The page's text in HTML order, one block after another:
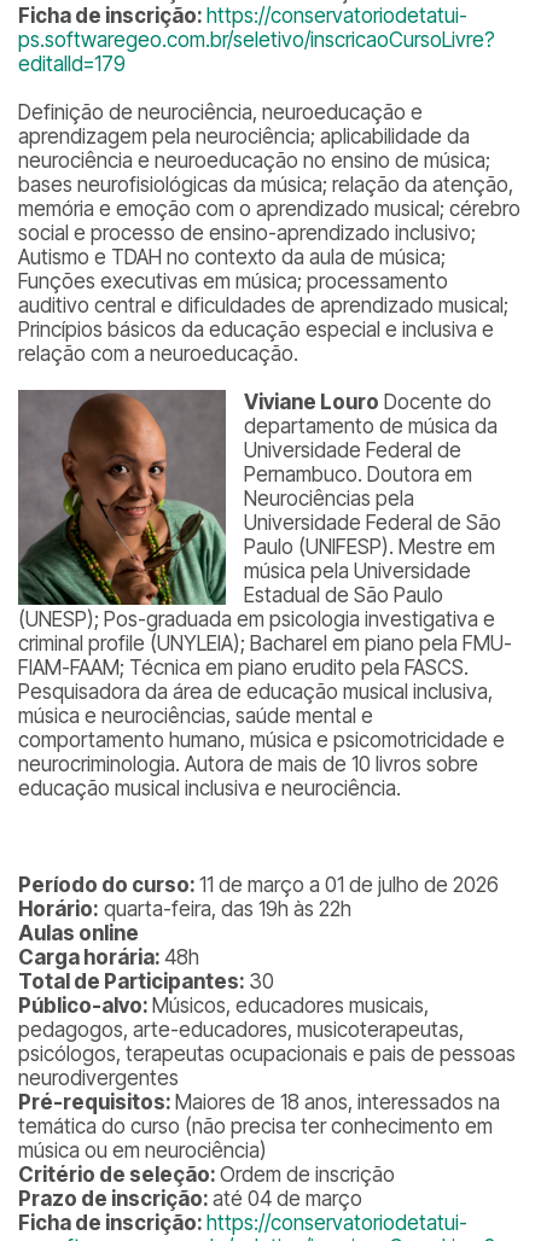
Ficha de inscrição: https://conservatoriodetatui-
ps.softwaregeo.com.br/seletivo/inscricaoCursoLivre?
editalId=179
Definição de neurociência, neuroeducação e
aprendizagem pela neurociência; aplicabilidade da
neurociência e neuroeducação no ensino de música;
bases neurofisiológicas da música; relação da atenção,
memória e emoção com o aprendizado musical; cérebro
social e processo de ensino-aprendizado inclusivo;
Autismo e TDAH no contexto da aula de música;
Funções executivas em música; processamento
auditivo central e dificuldades de aprendizado musical;
Princípios básicos da educação especial e inclusiva e
relação com a neuroeducação.
Viviane Louro Docente do
departamento de música da
Universidade Federal de
Pernambuco. Doutora em
Neurociências pela
Universidade Federal de São
Paulo (UNIFESP). Mestre em
música pela Universidade
Estadual de São Paulo
(UNESP); Pos-graduada em psicologia investigativa e
criminal profile (UNYLEIA); Bacharel em piano pela FMU-
FIAM-FAAM; Técnica em piano erudito pela FASCS.
Pesquisadora da área de educação musical inclusiva,
música e neurociências, saúde mental e
comportamento humano, música e psicomotricidade e
neurocriminologia. Autora de mais de 10 livros sobre
educação musical inclusiva e neurociência.
Período do curso: 11 de março a 01 de julho de 2026
Horário: quarta-feira, das 19h às 22h
Aulas online
Carga horária: 48h
Total de Participantes: 30
Público-alvo: Músicos, educadores musicais,
pedagogos, arte-educadores, musicoterapeutas,
psicólogos, terapeutas ocupacionais e pais de pessoas
neurodivergentes
Pré-requisitos: Maiores de 18 anos, interessados na
temática do curso (não precisa ter conhecimento em
música ou em neurociência)
Critério de seleção: Ordem de inscrição
Prazo de inscrição: até 04 de março
Ficha de inscrição: https://conservatoriodetatui-